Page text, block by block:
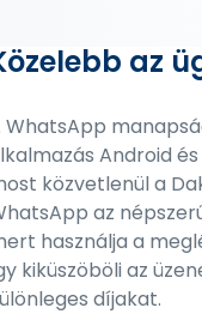
az
WhatsApp
Android
közvetlenül a
az
használja a
kiküszöböli az
díjakat.